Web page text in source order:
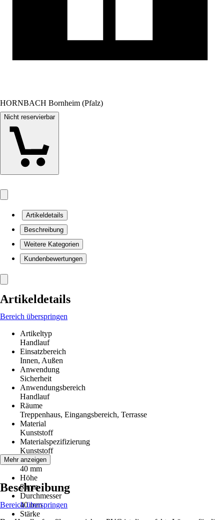
HORNBACH Bornheim (Pfalz)
Nicht reservierbar
Artikeldetails
Beschreibung
Weitere Kategorien
Kundenbewertungen
Artikeldetails
Bereich überspringen
Artikeltyp
Handlauf
Einsatzbereich
Innen, Außen
Anwendung
Sicherheit
Anwendungsbereich
Handlauf
Räume
Treppenhaus, Eingangsbereich, Terrasse
Material
Kunststoff
Materialspezifizierung
Kunststoff
Breite
40 mm
Höhe
8 mm
Durchmesser
40 mm
Stärke
Mehr anzeigen
Beschreibung
Bereich überspringen